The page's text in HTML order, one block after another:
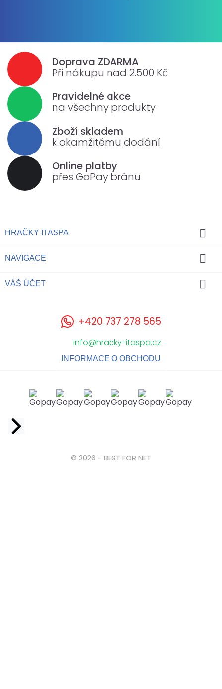
Doprava ZDARMA
Při nákupu nad 2.500 Kč
Pravidelné akce
na všechny produkty
Zboží skladem
k okamžitému dodání
Online platby
přes GoPay bránu
HRAČKY ITASPA 
NAVIGACE 
VÁŠ ÚČET 
+420 737 278 565
info@hracky-itaspa.cz
INFORMACE O OBCHODU
© 2026 - BEST FOR NET